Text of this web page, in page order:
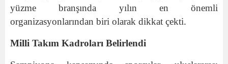
yüzme branşında yılın en önemli
organizasyonlarından biri olarak dikkat çekti.
Milli Takım Kadroları Belirlendi